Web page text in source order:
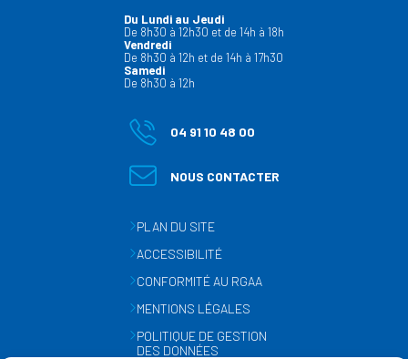
Du Lundi au Jeudi
De 8h30 à 12h30 et de 14h à 18h
Vendredi
De 8h30 à 12h et de 14h à 17h30
Samedi
De 8h30 à 12h
04 91 10 48 00
NOUS CONTACTER
PLAN DU SITE
ACCESSIBILITÉ
CONFORMITÉ AU RGAA
MENTIONS LÉGALES
POLITIQUE DE GESTION
DES DONNÉES